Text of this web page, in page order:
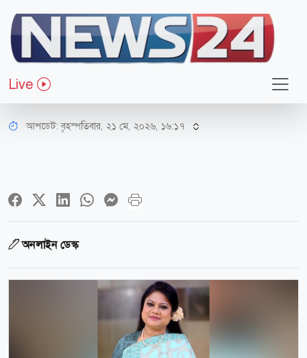
Live
বিনোদন
‘ধর্ষক স্বীকার করার পরও তার শাস্তি দিতে
দেরি হবে কেন’
আপডেট: বৃহস্পতিবার, ২১ মে, ২০২৬, ১৬:১৭
অনলাইন ডেস্ক